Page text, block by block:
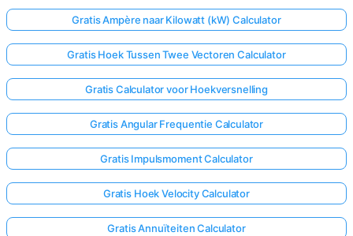
Gratis Ampère naar Kilowatt (kW) Calculator
Gratis Hoek Tussen Twee Vectoren Calculator
Gratis Calculator voor Hoekversnelling
Gratis Angular Frequentie Calculator
Gratis Impulsmoment Calculator
Gratis Hoek Velocity Calculator
Gratis Annuïteiten Calculator